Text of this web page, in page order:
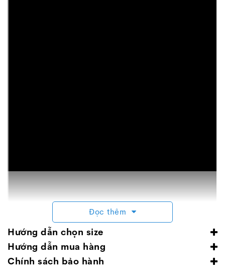
Vợt Pickleball Kamito Alpha X Champion
Đọc thêm
Hướng dẫn chọn size
Hướng dẫn mua hàng
Chính sách bảo hành